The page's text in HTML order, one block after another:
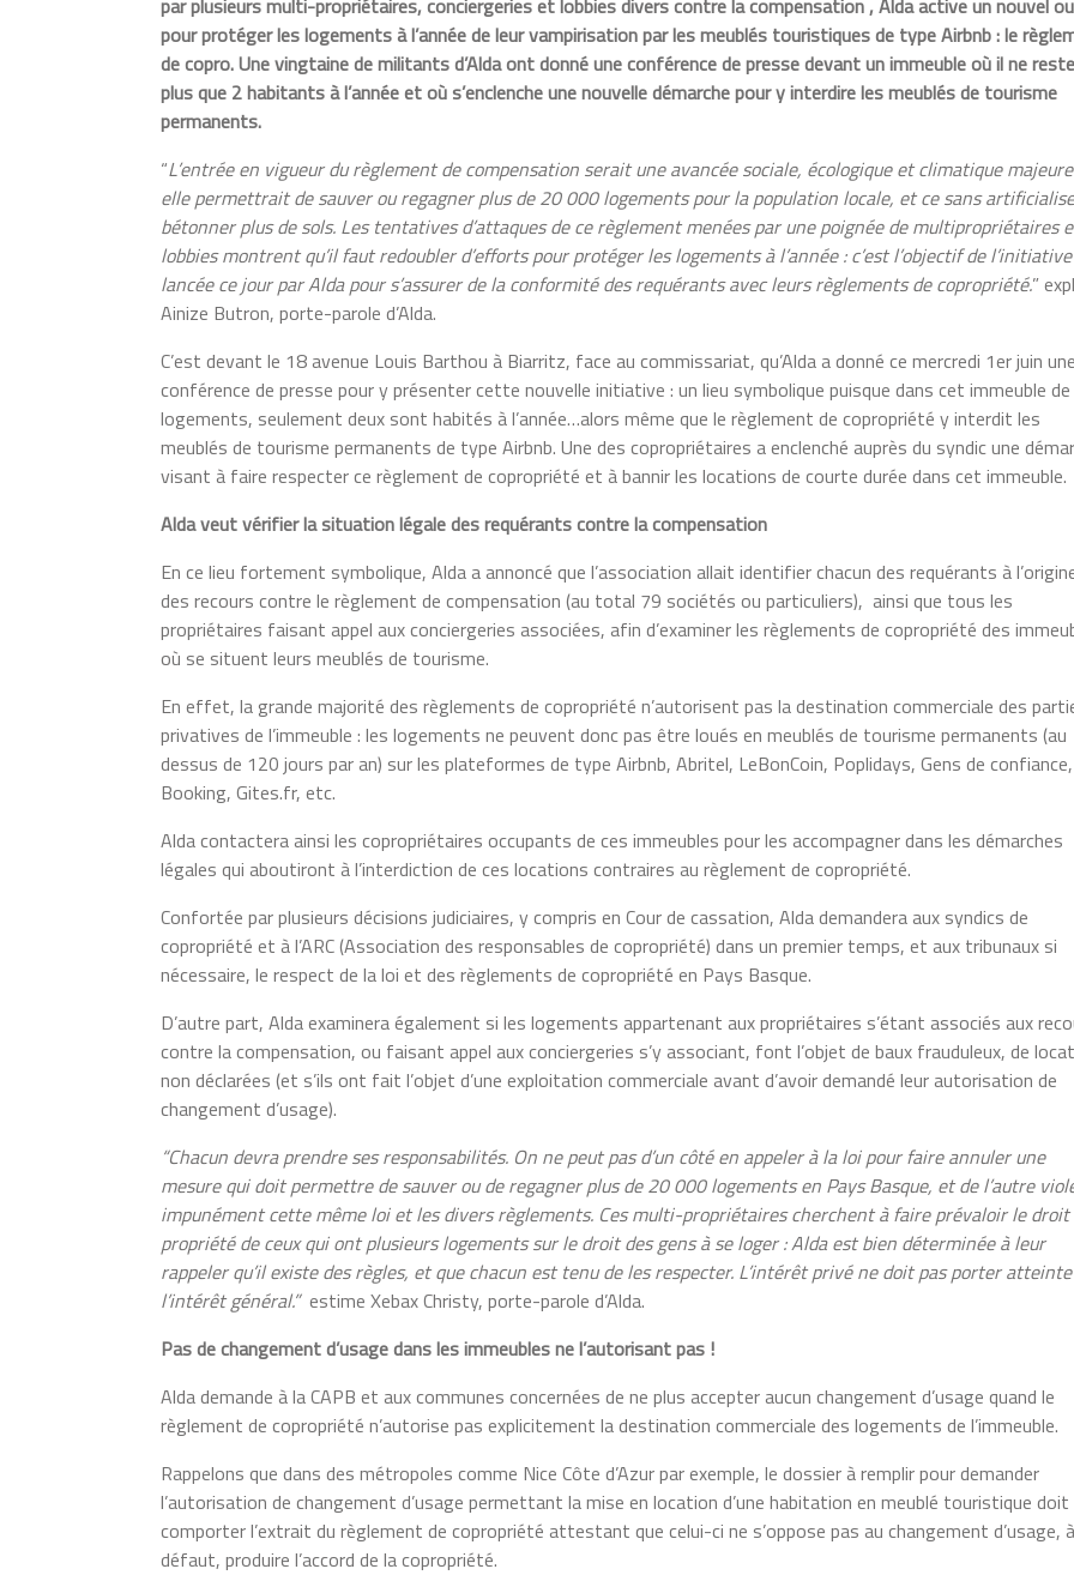
pour protéger les logements à l’année de leur vampirisation par les meublés touristiques de type Airbnb : le
de copro. Une vingtaine de militants d’Alda ont donné une conférence de presse devant un immeuble où il ne reste
plus que 2 habitants à l’année et où s’enclenche une nouvelle démarche pour y interdire les meublés de tourisme
permanents.
“L’entrée en vigueur du règlement de compensation serait une avancée sociale, écologique et climatique
elle permettrait de sauver ou regagner plus de 20 000 logements pour la population locale, et ce sans
bétonner plus de sols. Les tentatives d’attaques de ce règlement menées par une poignée de multipropriétaires
lobbies montrent qu’il faut redoubler d’efforts pour protéger les logements à l’année : c’est l’objectif de l’initiative
lancée ce jour par Alda pour s’assurer de la conformité des requérants avec leurs règlements de copropriété.”
Ainize Butron, porte-parole d’Alda.
C’est devant le 18 avenue Louis Barthou à Biarritz, face au commissariat, qu’Alda a donné ce mercredi 1er juin une
conférence de presse pour y présenter cette nouvelle initiative : un lieu symbolique puisque dans cet immeuble
logements, seulement deux sont habités à l’année…alors même que le règlement de copropriété y interdit les
meublés de tourisme permanents de type Airbnb. Une des copropriétaires a enclenché auprès du syndic une
visant à faire respecter ce règlement de copropriété et à bannir les locations de courte durée dans cet immeuble.
Alda veut vérifier la situation légale des requérants contre la compensation
En ce lieu fortement symbolique, Alda a annoncé que l’association allait identifier chacun des requérants à
des recours contre le règlement de compensation (au total 79 sociétés ou particuliers), ainsi que tous les
propriétaires faisant appel aux conciergeries associées, afin d’examiner les règlements de copropriété des
où se situent leurs meublés de tourisme.
En effet, la grande majorité des règlements de copropriété n’autorisent pas la destination commerciale des
privatives de l’immeuble : les logements ne peuvent donc pas être loués en meublés de tourisme permanents (au
dessus de 120 jours par an) sur les plateformes de type Airbnb, Abritel, LeBonCoin, Poplidays, Gens de confiance,
Booking, Gites.fr, etc.
Alda contactera ainsi les copropriétaires occupants de ces immeubles pour les accompagner dans les démarches
légales qui aboutiront à l’interdiction de ces locations contraires au règlement de copropriété.
Confortée par plusieurs décisions judiciaires, y compris en Cour de cassation, Alda demandera aux syndics de
copropriété et à l’ARC (Association des responsables de copropriété) dans un premier temps, et aux tribunaux si
nécessaire, le respect de la loi et des règlements de copropriété en Pays Basque.
D’autre part, Alda examinera également si les logements appartenant aux propriétaires s’étant associés aux
contre la compensation, ou faisant appel aux conciergeries s’y associant, font l’objet de baux frauduleux, de
non déclarées (et s’ils ont fait l’objet d’une exploitation commerciale avant d’avoir demandé leur autorisation de
changement d’usage).
“Chacun devra prendre ses responsabilités. On ne peut pas d’un côté en appeler à la loi pour faire annuler une
mesure qui doit permettre de sauver ou de regagner plus de 20 000 logements en Pays Basque, et de l’autre
impunément cette même loi et les divers règlements. Ces multi-propriétaires cherchent à faire prévaloir le droit
propriété de ceux qui ont plusieurs logements sur le droit des gens à se loger : Alda est bien déterminée à leur
rappeler qu’il existe des règles, et que chacun est tenu de les respecter. L’intérêt privé ne doit pas porter
l’intérêt général.”estime Xebax Christy, porte-parole d’Alda.
Pas de changement d’usage dans les immeubles ne l’autorisant pas !
Alda demande à la CAPB et aux communes concernées de ne plus accepter aucun changement d’usage quand le
règlement de copropriété n’autorise pas explicitement la destination commerciale des logements de l’immeuble.
Rappelons que dans des métropoles comme Nice Côte d’Azur par exemple, le dossier à remplir pour demander
l’autorisation de changement d’usage permettant la mise en location d’une habitation en meublé touristique doit
comporter l’extrait du règlement de copropriété attestant que celui-ci ne s’oppose pas au changement d’usage, à
défaut, produire l’accord de la copropriété.